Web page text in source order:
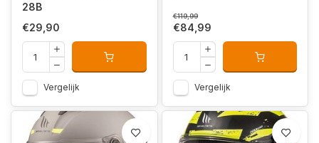
28B
€29,90
Vergelijk
€119,99
€84,99
Vergelijk